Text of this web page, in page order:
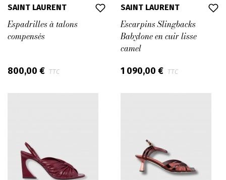
SAINT LAURENT
Espadrilles à talons
compensés
800,00 € TTC
SAINT LAURENT
Escarpins Slingbacks
Babylone en cuir lisse
camel
1 090,00 € TTC